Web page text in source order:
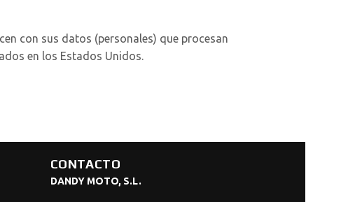
con sus datos (personales) que procesan
en los Estados Unidos.
CONTACTO
DANDY MOTO, S.L.